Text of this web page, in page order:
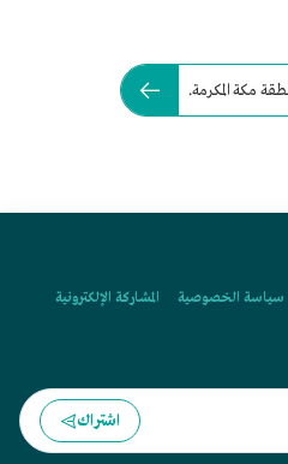
مكة المكرمة.
سياسة الخصوصية
المشاركة الإلكترونية
اشتراك